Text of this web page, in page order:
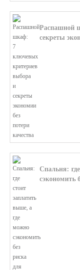
Распашной
секреты
Спальня:
сэкономить